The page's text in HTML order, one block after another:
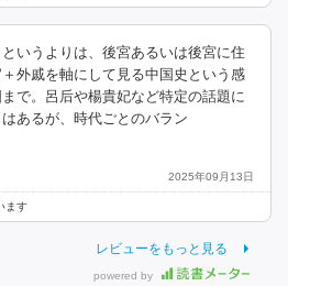
いうよりは、後宮あるいは後宮に住
外戚を軸にして見る中国史という感
で。呂后や楊貴妃など特定の話題に
あるが、時代ごとのバラン
2025年09月13日
ます
レビューをもっと見る
powered by